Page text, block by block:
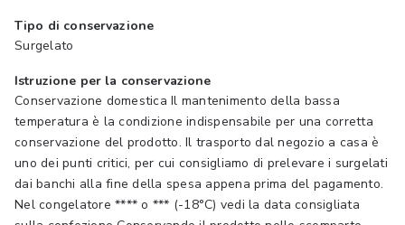
Tipo di conservazione
Surgelato
Istruzione per la conservazione
Conservazione domestica Il mantenimento della bassa
temperatura è la condizione indispensabile per una corretta
conservazione del prodotto. Il trasporto dal negozio a casa è
uno dei punti critici, per cui consigliamo di prelevare i surgelati
dai banchi alla fine della spesa appena prima del pagamento.
Nel congelatore **** o *** (-18°C) vedi la data consigliata